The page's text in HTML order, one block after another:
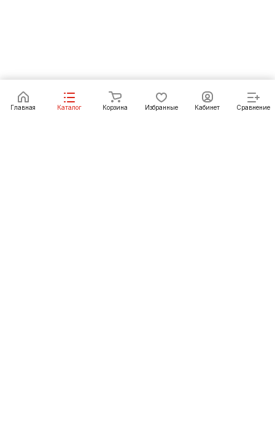
В корзину
Главная Каталог Корзина Избранные Кабинет Сравнение